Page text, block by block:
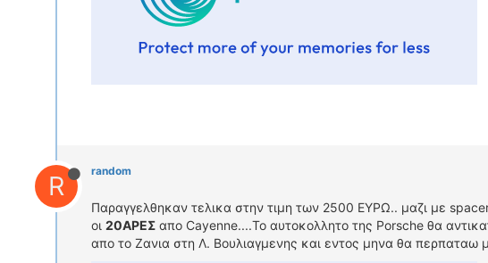
R random
Παραγγελθηκαν τελικα στην τιμη των 2500 ΕΥΡΩ.. μαζι με
οι 20ΑΡΕΣ απο Cayenne....To αυτοκολλητο της Porsche θα
απο το Ζανια στη Λ. Βουλιαγμενης και εντος μηνα θα περπαταω